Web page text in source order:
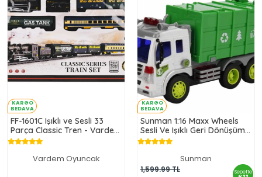
KARGO
BEDAVA
FF-1601C Işıklı ve Sesli 33
Parça Classic Tren - Vardem
Oyuncak
Vardem Oyuncak
1,814.99 TL
KARGO
BEDAVA
Sunman 1:16 Maxx Wheels
Sesli Ve Işıklı Geri Dönüşüm
Kamyonları
Sunman
1,599.99 TL
Sepette
1,064.99 TL